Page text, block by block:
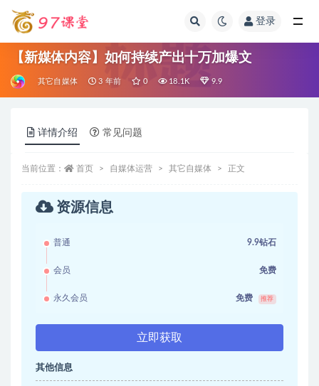
登录
【新媒体内容】如何持续产出十万加爆文
其它自媒体 3 年前 0 18.1K 9.9
详情介绍 常见问题
当前位置： 首页 自媒体运营 其它自媒体 正文
资源信息
普通 9.9钻石
会员 免费
永久会员 免费 推荐
立即获取
其他信息